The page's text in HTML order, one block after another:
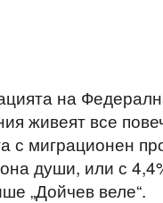
на
живеят все
с миграционен
души, или с
„Дойчев веле“.